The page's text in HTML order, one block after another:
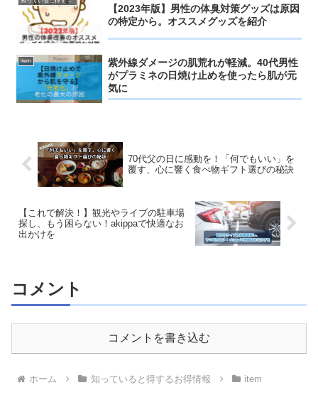
【2023年版】男性の体臭対策グッズは原因
の特定から。オススメグッズを紹介
item
紫外線ダメージの肌荒れが軽減。40代男性
がプラミネの日焼け止めを使ったら肌が元
気に
70代父の日に感動を！「何でもいい」を
覆す、心に響く食べ物ギフト選びの秘訣
【これで解決！】観光やライブの駐車場
探し、もう困らない！akippaで快適なお
出かけを
コメント
コメントを書き込む
ホーム 知っていると得するお得情報 item